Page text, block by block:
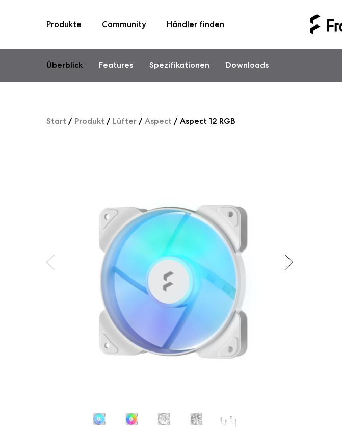
Produkte Community Händler finden
Überblick
Features Spezifikationen Downloads
Start / Produkt / Lüfter/Aspect /Aspect 12 RGB